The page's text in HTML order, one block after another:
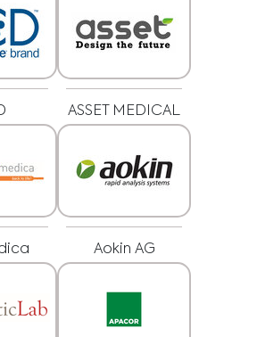
SA ZODPOVEDNOSTI: TÁTO WEBOVÁ
NEPOSKYTUJE LEKÁRSKE PORADENSTVO
ASSET MEDICAL
Aokin AG